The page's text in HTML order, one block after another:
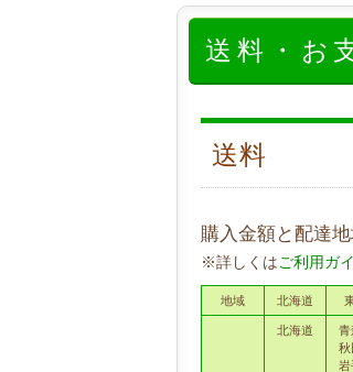
送料・お
送料
購入金額と配達
※詳しくはご利用ガ
地域 北海道
北海道
青
秋
岩